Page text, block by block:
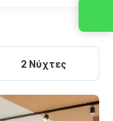
2 Νύχτες